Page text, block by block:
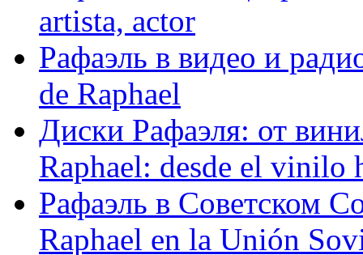
artista, actor
Рафаэль в видео и
de Raphael
Диски Рафаэля: от
Raphael: desde el vinilo
Рафаэль в Советском
Raphael en la Unión